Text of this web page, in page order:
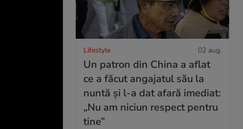
Lifestyle 02 aug.
Un patron din China a aflat
ce a făcut angajatul său la
nuntă și l-a dat afară imediat:
„Nu am niciun respect pentru
tine”